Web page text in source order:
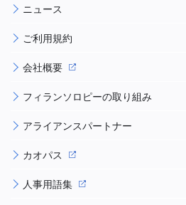
ニュース
ご利用規約
会社概要
フィランソロピーの取り組み
アライアンスパートナー
カオパス
人事用語集